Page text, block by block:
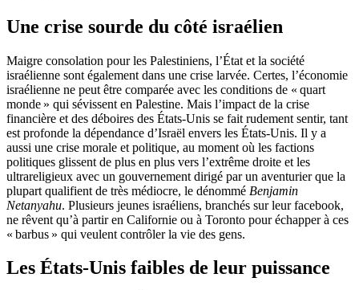
Une crise sourde du côté israélien
Maigre consolation pour les Palestiniens, l’État et la société
israélienne sont également dans une crise larvée. Certes, l’économie
israélienne ne peut être comparée avec les conditions de « quart
monde » qui sévissent en Palestine. Mais l’impact de la crise
financière et des déboires des États-Unis se fait rudement sentir, tant
est profonde la dépendance d’Israël envers les États-Unis. Il y a
aussi une crise morale et politique, au moment où les factions
politiques glissent de plus en plus vers l’extrême droite et les
ultrareligieux avec un gouvernement dirigé par un aventurier que la
plupart qualifient de très médiocre, le dénommé Benjamin
Netanyahu. Plusieurs jeunes israéliens, branchés sur leur facebook,
ne rêvent qu’à partir en Californie ou à Toronto pour échapper à ces
« barbus » qui veulent contrôler la vie des gens.
Les États-Unis faibles de leur puissance